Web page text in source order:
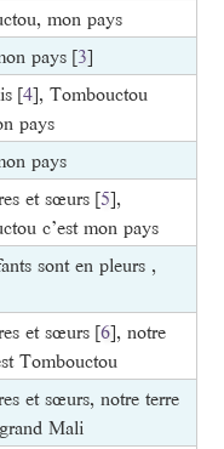
mon pays
pays[3]
[4], Tombouctou
pays
pays
et sœurs[5],
c’est mon pays
sont en pleurs ,
et sœurs[6], notre
Tombouctou
et sœurs, notre terre
Mali